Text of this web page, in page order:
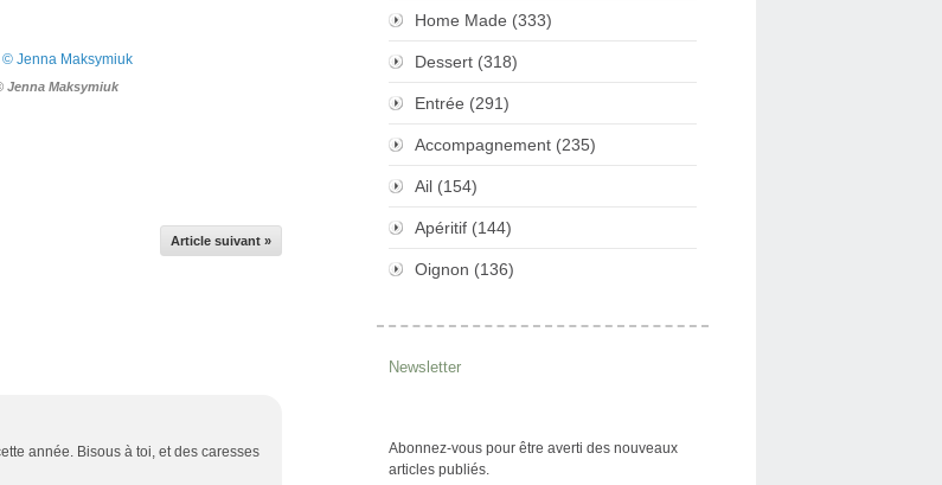
Jenna Maksymiuk
Article suivant »
année. Bisous à toi, et des caresses
Home Made (333)
Dessert (318)
Entrée (291)
Accompagnement (235)
Ail (154)
Apéritif (144)
Oignon (136)
Newsletter
Abonnez-vous pour être averti des nouveaux
articles publiés.